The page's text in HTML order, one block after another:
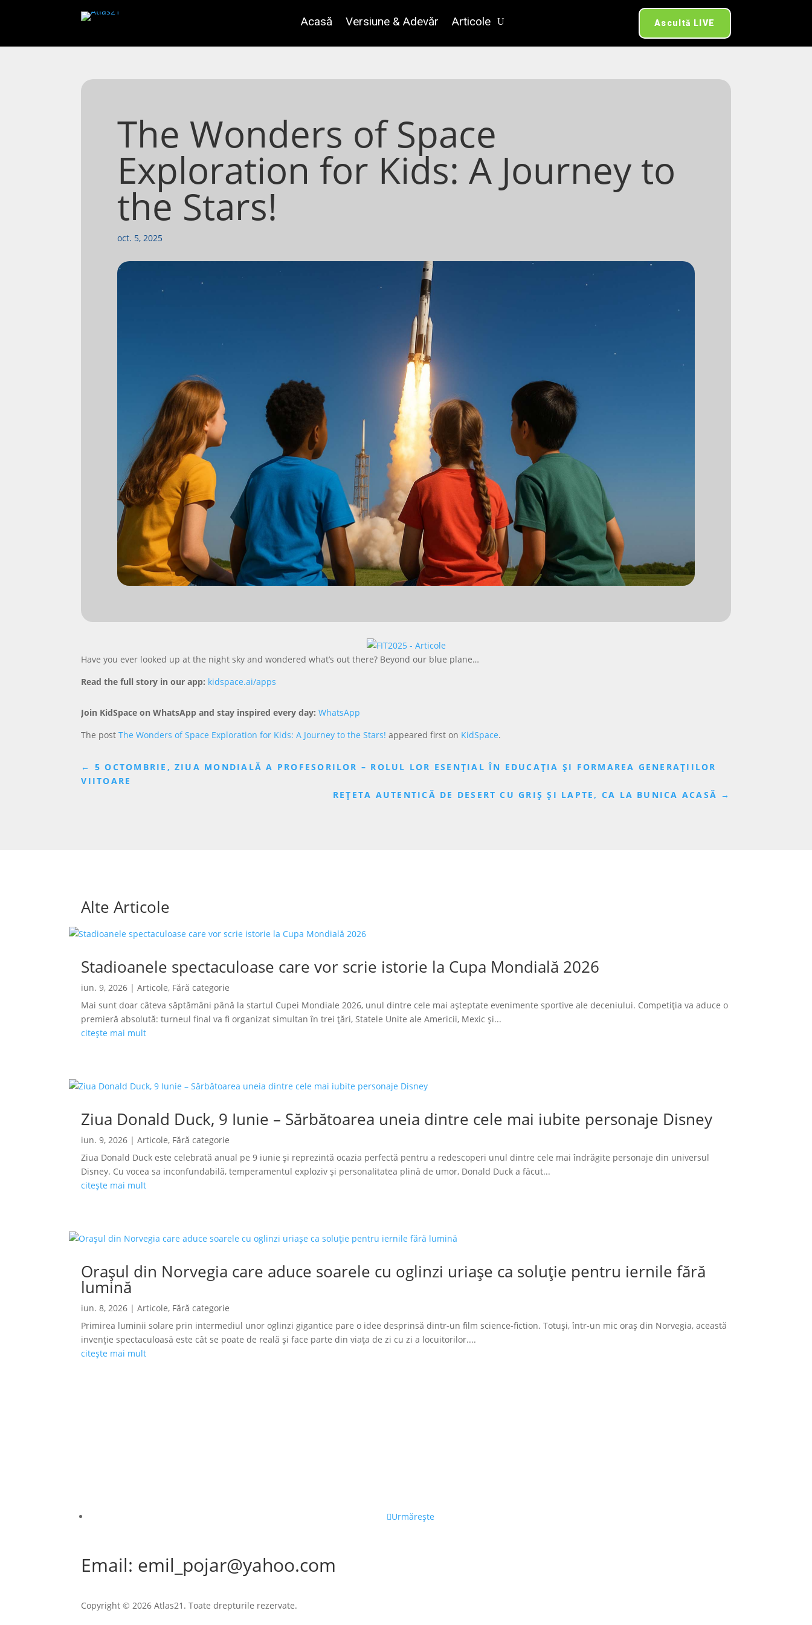
Acasă Versiune & Adevăr Articole Ascultă LIVE
The Wonders of Space
Exploration for Kids: A Journey to
the Stars!
oct. 5, 2025
Have you ever looked up at the night sky and wondered what’s out there? Beyond our blue plane…
Read the full story in our app: kidspace.ai/apps
Join KidSpace on WhatsApp and stay inspired every day: WhatsApp
The postThe Wonders of Space Exploration for Kids: A Journey to the Stars! appeared first on KidSpace.
← 5 OCTOMBRIE, ZIUA MONDIALĂ A PROFESORILOR – ROLUL LOR ESENȚIAL ÎN EDUCAȚIA ȘI FORMAREA GENERAȚIILOR
VIITOARE
REȚETA AUTENTICĂ DE DESERT CU GRIȘ ȘI LAPTE, CA LA BUNICA ACASĂ →
Alte Articole
Stadioanele spectaculoase care vor scrie istorie la Cupa Mondială 2026
iun. 9, 2026 |Articole, Fără categorie
Mai sunt doar câteva săptămâni până la startul Cupei Mondiale 2026, unul dintre cele mai așteptate evenimente sportive ale deceniului. Competiția va aduce o
premieră absolută: turneul final va fi organizat simultan în trei țări, Statele Unite ale Americii, Mexic și...
citește mai mult
Ziua Donald Duck, 9 Iunie – Sărbătoarea uneia dintre cele mai iubite personaje Disney
iun. 9, 2026 |Articole, Fără categorie
Ziua Donald Duck este celebrată anual pe 9 iunie și reprezintă ocazia perfectă pentru a redescoperi unul dintre cele mai îndrăgite personaje din universul
Disney. Cu vocea sa inconfundabilă, temperamentul exploziv și personalitatea plină de umor, Donald Duck a făcut...
citește mai mult
Orașul din Norvegia care aduce soarele cu oglinzi uriașe ca soluție pentru iernile fără
lumină
iun. 8, 2026 |Articole, Fără categorie
Primirea luminii solare prin intermediul unor oglinzi gigantice pare o idee desprinsă dintr-un film science-fiction. Totuși, într-un mic oraș din Norvegia, această
invenție spectaculoasă este cât se poate de reală și face parte din viața de zi cu zi a locuitorilor....
citește mai mult
Urmărește
Email: emil_pojar@yahoo.com
Copyright © 2026 Atlas21. Toate drepturile rezervate.